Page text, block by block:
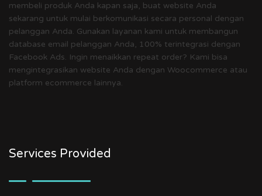
membeli produk Anda kapan saja, buat website Anda
sekarang untuk mulai berkomunikasi secara personal dengan
pelanggan Anda. Gunakan layanan kami untuk membangun
database email pelanggan Anda, 100% terintegrasi dengan
Facebook Ads. Ingin menaikkan repeat order? Kami bisa
mengintegrasikan website Anda dengan Woocommerce atau
platform ecommerce lainnya.
Services Provided